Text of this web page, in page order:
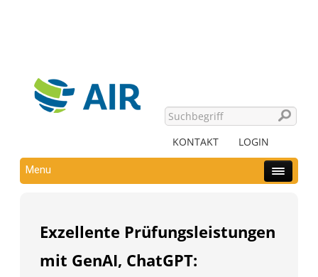
KONTAKT LOGIN
Menu
Exzellente Prüfungsleistungen
mit GenAI, ChatGPT: